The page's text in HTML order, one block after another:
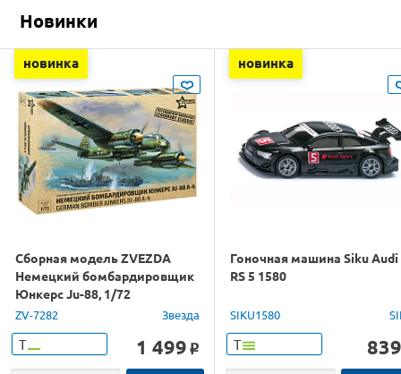
Новинки
новинка
Сборная модель ZVEZDA
Немецкий бомбардировщик
Юнкерс Ju-88, 1/72
ZV-7282 Звезда
Т 1 499 o
новинка
Гоночная машина Siku Audi
RS 5 1580
SIKU1580
Т 839